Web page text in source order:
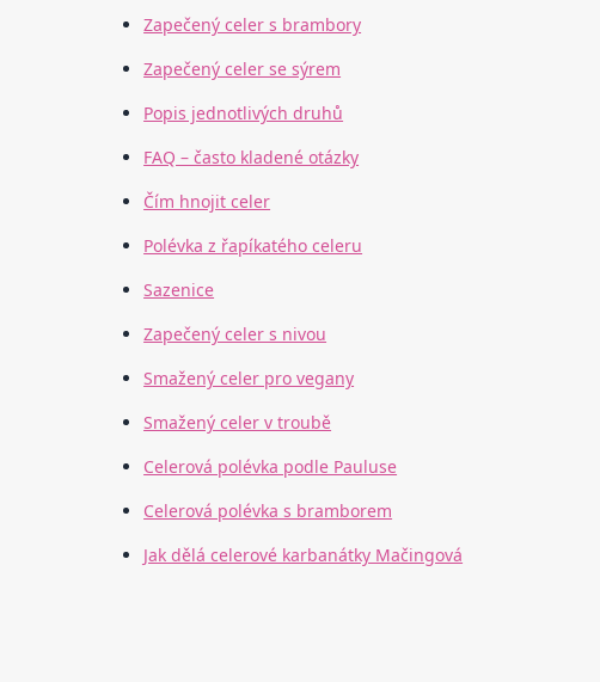
Zapečený celer s brambory
Zapečený celer se sýrem
Popis jednotlivých druhů
FAQ – často kladené otázky
Čím hnojit celer
Polévka z řapíkatého celeru
Sazenice
Zapečený celer s nivou
Smažený celer pro vegany
Smažený celer v troubě
Celerová polévka podle Pauluse
Celerová polévka s bramborem
Jak dělá celerové karbanátky Mačingová